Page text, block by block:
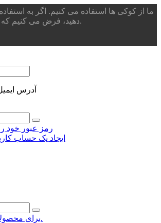
ما از کوکی ها استفاده می کنیم. اگر به
دهید، فرض می کنیم که از آن راضی هستید.
آدرس
رمز عبور خود
ایجاد یک حساب
برای محصولات بیشتر کلیک کنید.